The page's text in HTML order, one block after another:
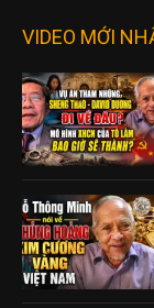
VIDEO MỚI